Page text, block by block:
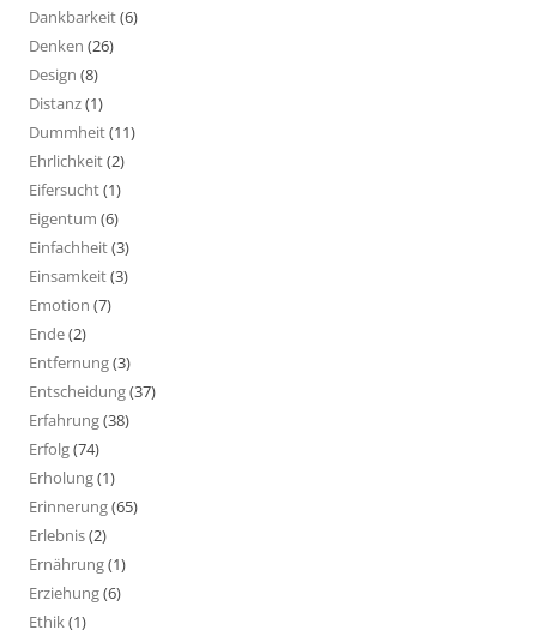
Dankbarkeit(6)
Denken (26)
Design (8)
Distanz(1)
Dummheit(11)
Ehrlichkeit(2)
Eifersucht(1)
Eigentum (6)
Einfachheit(3)
Einsamkeit(3)
Emotion (7)
Ende(2)
Entfernung(3)
Entscheidung(37)
Erfahrung(38)
Erfolg(74)
Erholung(1)
Erinnerung(65)
Erlebnis(2)
Ernährung(1)
Erziehung(6)
Ethik(1)